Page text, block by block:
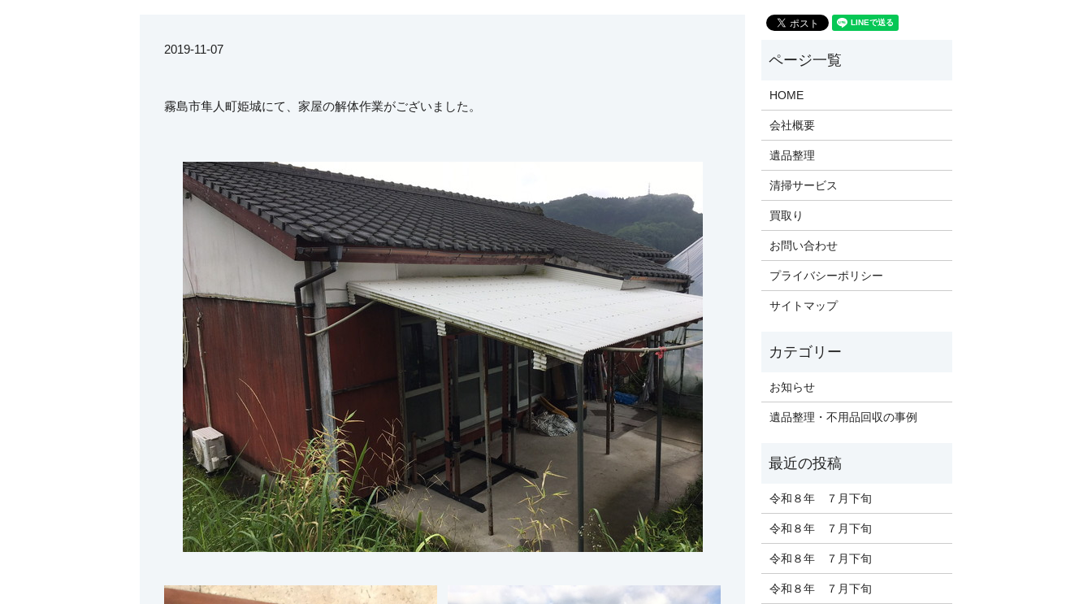
2019-11-07
霧島市隼人町姫城にて、家屋の解体作業がございました。
HOME
会社概要
遺品整理
清掃サービス
買取り
お問い合わせ
プライバシーポリシー
サイトマップ
お知らせ
遺品整理・不用品回収の事例
令和８年 ７月下旬
令和８年 ７月下旬
令和８年 ７月下旬
令和８年 ７月下旬